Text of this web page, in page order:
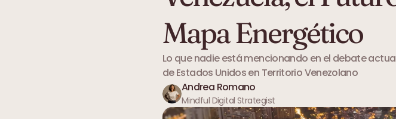
Mapa Energético
Lo que nadie está mencionando en el debate
de Estados Unidos en Territorio Venezolano
Andrea Romano
Mindful Digital Strategist